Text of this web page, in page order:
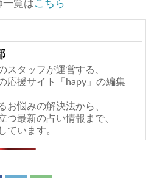
一覧はこちら
スタッフが運営する、
応援サイト「hapy」の編集
お悩みの解決法から、
つ最新の占い情報まで、
ています。